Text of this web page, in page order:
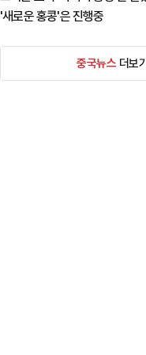
'새로운 홍콩'은 진행중
중국뉴스더보기